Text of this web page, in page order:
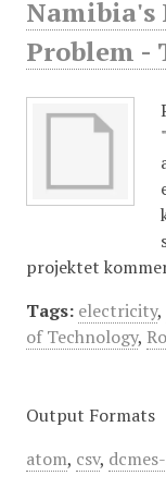
Namibia's
Problem -
projektet
Tags: electricity,
of Technology,
Output Formats
atom, csv,